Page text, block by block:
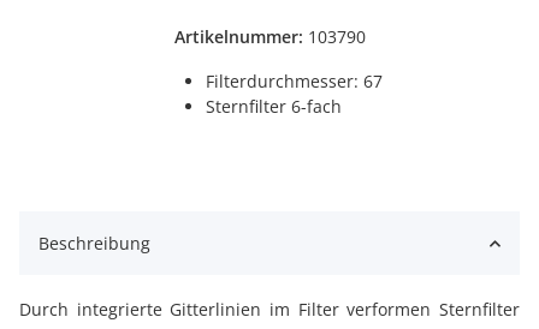
Artikelnummer: 103790
Filterdurchmesser: 67
Sternfilter 6-fach
Beschreibung
Durch integrierte Gitterlinien im Filter verformen Sternfilter